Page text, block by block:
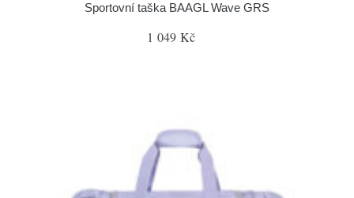
Sportovní taška BAAGL Wave GRS
1 049 Kč